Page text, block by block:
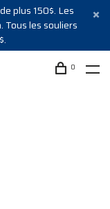
plus 150$. Les
Tous les souliers
0